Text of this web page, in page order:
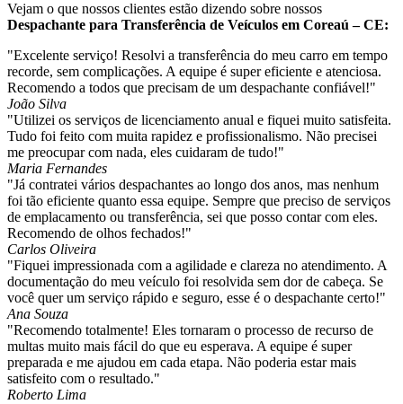
Vejam o que nossos clientes estão dizendo sobre nossos
Despachante para Transferência de Veículos em Coreaú – CE:
"Excelente serviço! Resolvi a transferência do meu carro em tempo
recorde, sem complicações. A equipe é super eficiente e atenciosa.
Recomendo a todos que precisam de um despachante confiável!"
João Silva
"Utilizei os serviços de licenciamento anual e fiquei muito satisfeita.
Tudo foi feito com muita rapidez e profissionalismo. Não precisei
me preocupar com nada, eles cuidaram de tudo!"
Maria Fernandes
"Já contratei vários despachantes ao longo dos anos, mas nenhum
foi tão eficiente quanto essa equipe. Sempre que preciso de serviços
de emplacamento ou transferência, sei que posso contar com eles.
Recomendo de olhos fechados!"
Carlos Oliveira
"Fiquei impressionada com a agilidade e clareza no atendimento. A
documentação do meu veículo foi resolvida sem dor de cabeça. Se
você quer um serviço rápido e seguro, esse é o despachante certo!"
Ana Souza
"Recomendo totalmente! Eles tornaram o processo de recurso de
multas muito mais fácil do que eu esperava. A equipe é super
preparada e me ajudou em cada etapa. Não poderia estar mais
satisfeito com o resultado."
Roberto Lima